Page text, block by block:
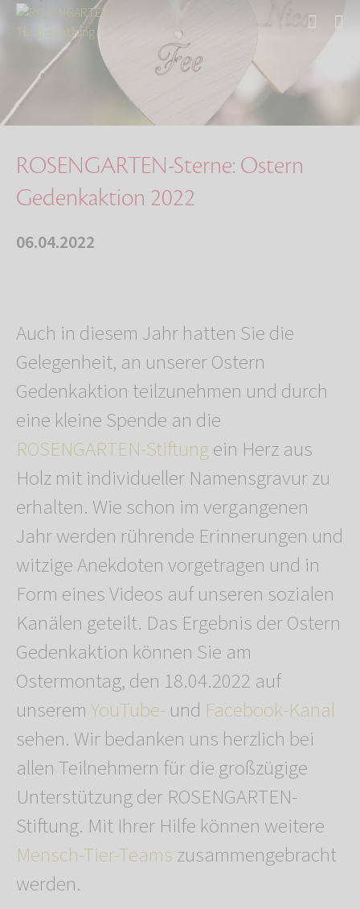
Über uns
ROSENGARTEN-Sterne: Ostern Gedenkaktion 2022
ROSENGARTEN-Sterne: Ostern
Gedenkaktion 2022
06.04.2022
Auch in diesem Jahr hatten Sie die
Gelegenheit, an unserer Ostern
Gedenkaktion teilzunehmen und durch
eine kleine Spende an die
ROSENGARTEN-Stiftungein Herz aus
Holz mit individueller Namensgravur zu
erhalten. Wie schon im vergangenen
Jahr werden rührende Erinnerungen und
witzige Anekdoten vorgetragen und in
Form eines Videos auf unseren sozialen
Kanälen geteilt. Das Ergebnis der Ostern
Gedenkaktion können Sie am
Ostermontag, den 18.04.2022 auf
unseremYouTube-und Facebook-Kanal
sehen. Wir bedanken uns herzlich bei
allen Teilnehmern für die großzügige
Unterstützung der ROSENGARTEN-
Stiftung. Mit Ihrer Hilfe können weitere
Mensch-Tier-Teamszusammengebracht
werden.